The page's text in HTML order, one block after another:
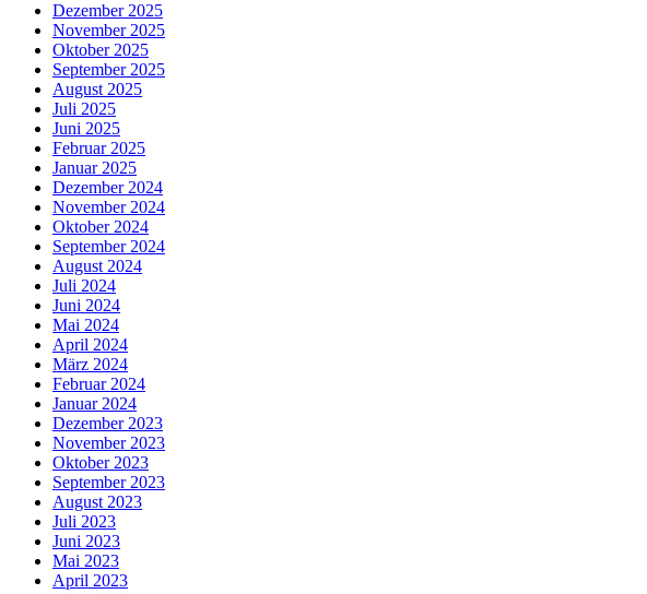
Dezember 2025
November 2025
Oktober 2025
September 2025
August 2025
Juli 2025
Juni 2025
Februar 2025
Januar 2025
Dezember 2024
November 2024
Oktober 2024
September 2024
August 2024
Juli 2024
Juni 2024
Mai 2024
April 2024
März 2024
Februar 2024
Januar 2024
Dezember 2023
November 2023
Oktober 2023
September 2023
August 2023
Juli 2023
Juni 2023
Mai 2023
April 2023